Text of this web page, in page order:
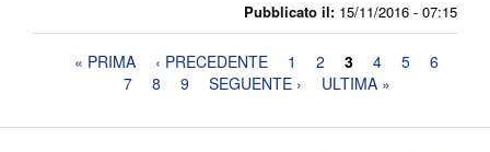
Pubblicato il: 15/11/2016 - 07:15
Pagine« PRIMA ‹ PRECEDENTE 1 2 3 4 5
6
7
8 9 SEGUENTE › ULTIMA »